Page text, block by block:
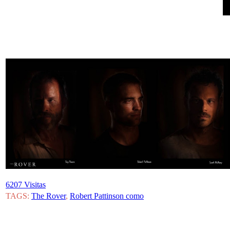
6207 Visitas
TAGS: The Rover, Robert Pattinson como